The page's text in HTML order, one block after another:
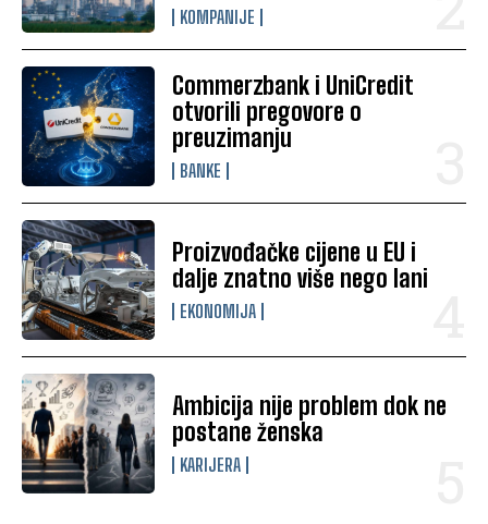
KOMPANIJE
Commerzbank i UniCredit
otvorili pregovore o
preuzimanju
BANKE
Proizvođačke cijene u EU i
dalje znatno više nego lani
EKONOMIJA
Ambicija nije problem dok ne
postane ženska
KARIJERA